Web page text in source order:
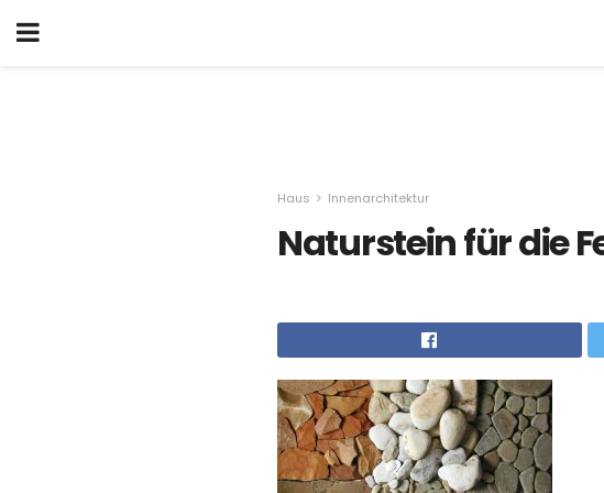
Haus Innenarchitektur
Naturstein für die